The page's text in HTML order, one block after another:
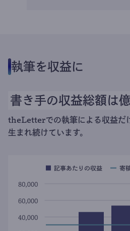
執筆を収益に
書き手の収益総額は
theLetterでの執筆による収益だ
生まれ続けています。